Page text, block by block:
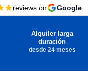
reviews on Google
Alquiler larga
duración
desde 24 meses